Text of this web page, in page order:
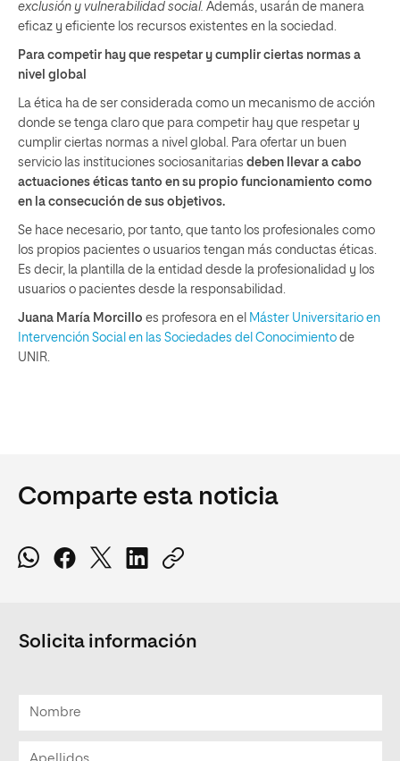
exclusión y vulnerabilidad social. Además, usarán de manera
eficaz y eficiente los recursos existentes en la sociedad.
Para competir hay que respetar y cumplir ciertas normas a
nivel global
La ética ha de ser considerada como un mecanismo de acción
donde se tenga claro que para competir hay que respetar y
cumplir ciertas normas a nivel global. Para ofertar un buen
servicio las instituciones sociosanitarias deben llevar a cabo
actuaciones éticas tanto en su propio funcionamiento como
en la consecución de sus objetivos.
Se hace necesario, por tanto, que tanto los profesionales como
los propios pacientes o usuarios tengan más conductas éticas.
Es decir, la plantilla de la entidad desde la profesionalidad y los
usuarios o pacientes desde la responsabilidad.
Juana María Morcillo es profesora en el Máster Universitario en
Intervención Social en las Sociedades del Conocimiento de
UNIR.
Comparte esta noticia
Solicita información